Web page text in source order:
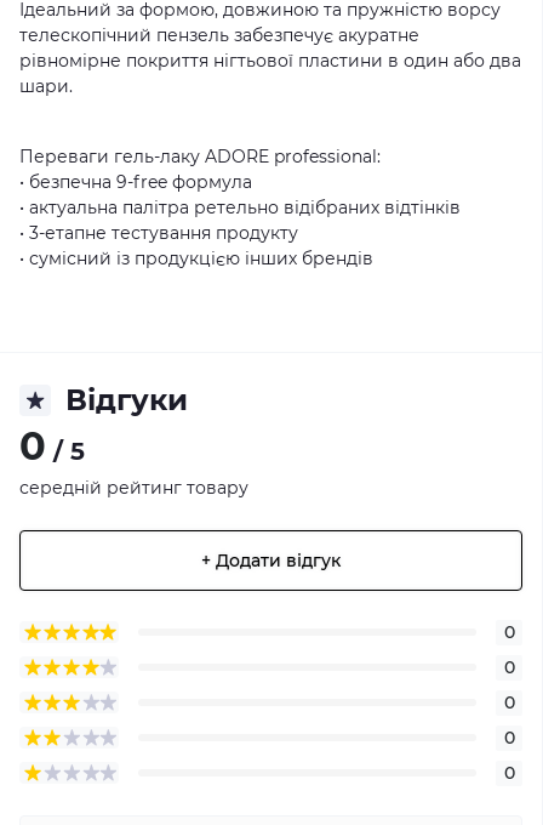
Ідеальний за формою, довжиною та пружністю ворсу
телескопічний пензель забезпечує акуратне
рівномірне покриття нігтьової пластини в один або два
шари.
Переваги гель-лаку ADORE professional:
• безпечна 9-free формула
• актуальна палітра ретельно відібраних відтінків
• 3-етапне тестування продукту
• сумісний із продукцією інших брендів
Відгуки
0 / 5
середній рейтинг товару
+ Додати відгук
0
0
0
0
0